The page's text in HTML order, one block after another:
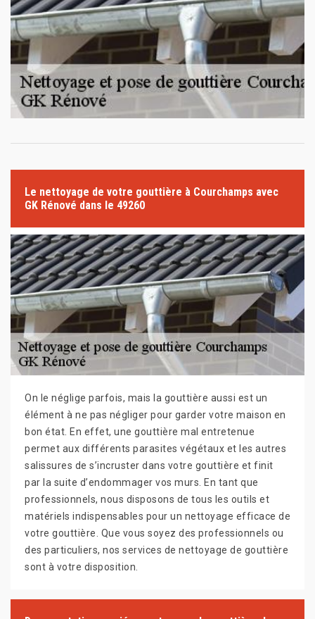
Le nettoyage de votre gouttière à Courchamps avec
GK Rénové dans le 49260
On le néglige parfois, mais la gouttière aussi est un
élément à ne pas négliger pour garder votre maison en
bon état. En effet, une gouttière mal entretenue
permet aux différents parasites végétaux et les autres
salissures de s’incruster dans votre gouttière et finit
par la suite d’endommager vos murs. En tant que
professionnels, nous disposons de tous les outils et
matériels indispensables pour un nettoyage efficace de
votre gouttière. Que vous soyez des professionnels ou
des particuliers, nos services de nettoyage de gouttière
sont à votre disposition.